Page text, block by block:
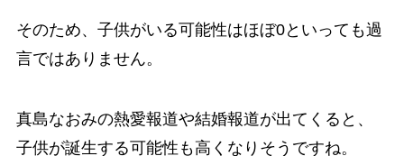
そのため、子供がいる可能性はほぼ0といっても過
言ではありません。
真島なおみの熱愛報道や結婚報道が出てくると、
子供が誕生する可能性も高くなりそうですね。